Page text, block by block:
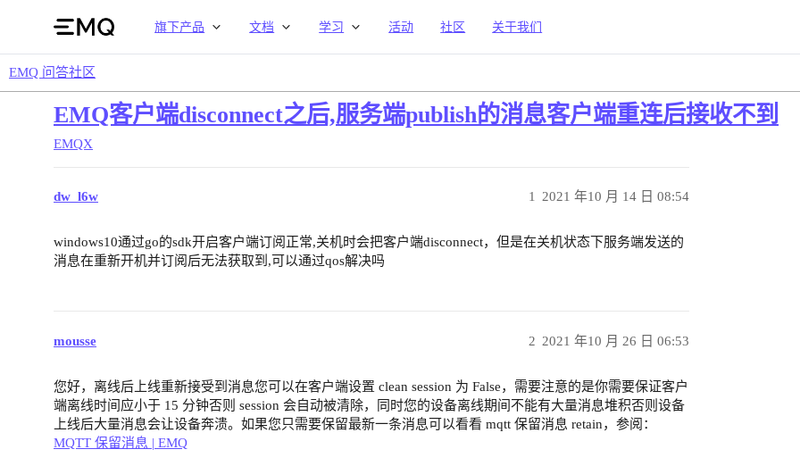
旗下产品 文档 学习 活动 社区 关于我们
EMQ 问答社区
EMQ客户端disconnect之后,服务端publish的消息客户端重连后接收不到
EMQX
dw_l6w 2021 年10 月 14 日 08:54
1
windows10通过go的sdk开启客户端订阅正常,关机时会把客户端disconnect，但是在关机状态下服务端发送的
消息在重新开机并订阅后无法获取到,可以通过qos解决吗
mousse 2021 年10 月 26 日 06:53
2
您好，离线后上线重新接受到消息您可以在客户端设置 clean session 为 False，需要注意的是你需要保证客户
端离线时间应小于 15 分钟否则 session 会自动被清除，同时您的设备离线期间不能有大量消息堆积否则设备
上线后大量消息会让设备奔溃。如果您只需要保留最新一条消息可以看看 mqtt 保留消息 retain，参阅：
MQTT 保留消息 | EMQ